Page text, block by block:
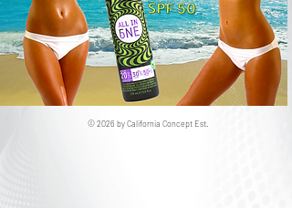
© 2026 by California Concept Est.